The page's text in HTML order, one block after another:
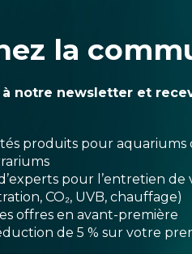
la
notre newsletter et
produits pour aquariums
pour l’entretien de
CO₂, UVB, chauffage)
offres en avant-première
de 5 % sur votre